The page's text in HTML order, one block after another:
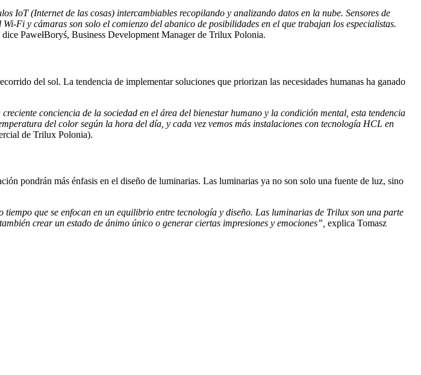
(Internet de las cosas) intercambiables recopilando y analizando datos en la nube. Sensores de
Fi y cámaras son solo el comienzo del abanico de posibilidades en el que trabajan los especialistas.
dice PawełBoryś, Business Development Manager de Trilux Polonia.
del sol. La tendencia de implementar soluciones que priorizan las necesidades humanas ha ganado
conciencia de la sociedad en el área del bienestar humano y la condición mental, esta tendencia
del color según la hora del día, y cada vez vemos más instalaciones con tecnología HCL en
de Trilux Polonia).
pondrán más énfasis en el diseño de luminarias. Las luminarias ya no son solo una fuente de luz, sino
que se enfocan en un equilibrio entre tecnología y diseño. Las luminarias de Trilux son una parte
crear un estado de ánimo único o generar ciertas impresiones y emociones”, explica Tomasz